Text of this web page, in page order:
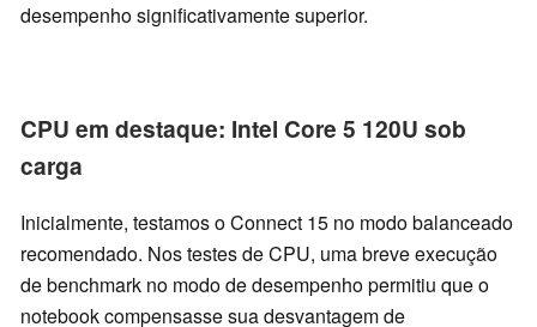
desempenho significativamente superior.
CPU em destaque: Intel Core 5 120U sob
carga
Inicialmente, testamos o Connect 15 no modo balanceado
recomendado. Nos testes de CPU, uma breve execução
de benchmark no modo de desempenho permitiu que o
notebook compensasse sua desvantagem de